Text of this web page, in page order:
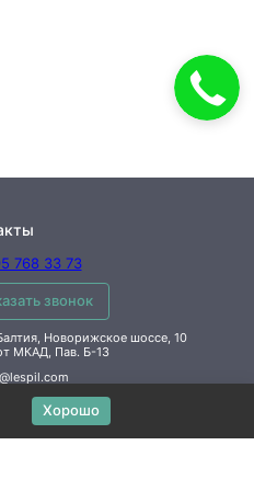
768 33 73
звонок
Новорижское шоссе, 10
МКАД, Пав. Б-13
Хорошо